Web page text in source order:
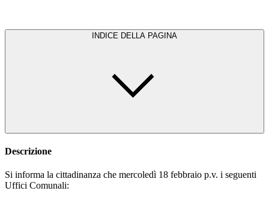
INDICE DELLA PAGINA
Descrizione
Si informa la cittadinanza che mercoledì 18 febbraio p.v. i seguenti
Uffici Comunali: